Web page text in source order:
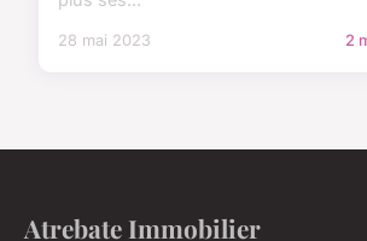
28 mai 2023 2
Atrebate Immobilier